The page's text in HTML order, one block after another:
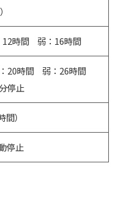
時間 弱：16時間
20時間 弱：26時間
停止
）
停止